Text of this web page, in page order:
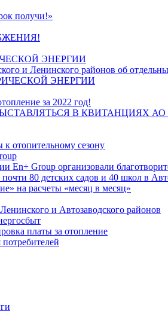
получи!»
ЭНЕРГИИ
и Ленинского районов об
ЭНЕРГИИ
за 2022 год!
В КВИТАНЦИЯХ
отопительному сезону
Group организовали
80 детских садов и 40 школ в
на расчеты «месяц в месяц»
и Автозаводского районов
платы за отопление